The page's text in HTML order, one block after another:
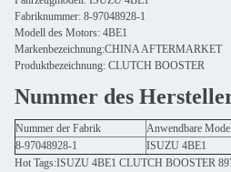
Fabriknummer: 8-97048928-1
Modell des Motors: 4BE1
Markenbezeichnung:CHINA AFTERMARKET
Produktbezeichnung: CLUTCH BOOSTER
Nummer des
Nummer der Fabrik Anwendbare
8-97048928-1
ISUZU 4BE1
Hot Tags:ISUZU 4BE1 CLUTCH BOOSTER